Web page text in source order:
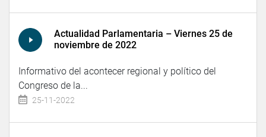
Actualidad Parlamentaria – Viernes 25 de
noviembre de 2022
Informativo del acontecer regional y político del
Congreso de la...
25-11-2022